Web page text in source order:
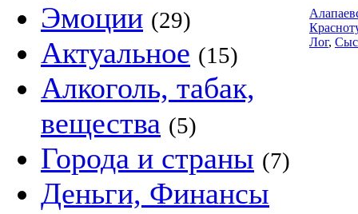
Эмоции (29)
Актуальное (15)
Алкоголь, табак,
вещества (5)
Города и страны (7)
Деньги, Финансы
Лог,